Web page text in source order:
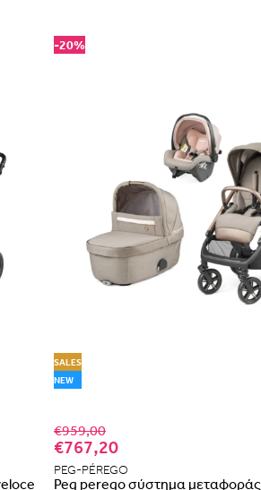
-20%
SALES
NEW
€959,00
€767,20
PEG-PÉREGO
Peg perego σύστημα